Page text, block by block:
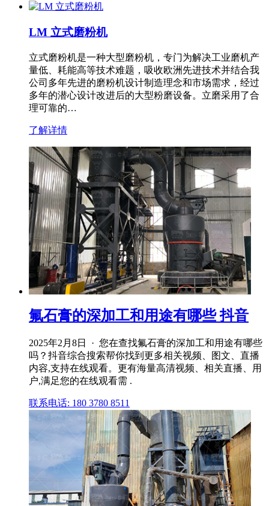
LM 立式磨粉机
立式磨粉机是一种大型磨粉机，专门为解决工业磨机产
量低、耗能高等技术难题，吸收欧洲先进技术并结合我
公司多年先进的磨粉机设计制造理念和市场需求，经过
多年的潜心设计改进后的大型粉磨设备。立磨采用了合
理可靠的…
了解详情
氟石膏的深加工和用途有哪些 抖音
2025年2月8日 · 您在查找氟石膏的深加工和用途有哪些
吗？抖音综合搜索帮你找到更多相关视频、图文、直播
内容,支持在线观看。更有海量高清视频、相关直播、用
户,满足您的在线观看需 .
联系电话: 180 3780 8511